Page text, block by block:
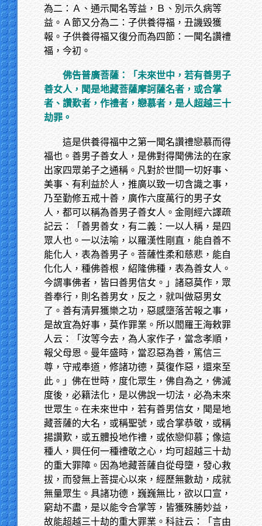
為二：Ａ、通示聞名等益，Ｂ、別示久病等
益。Ａ節又分為二：子供養得福，丑譏毀獲
報。子供養得福又復分而為四節：一聞名讚禮
福，今初。
佛告普廣菩薩：「未來世中，若有善男子
善女人，聞是地藏菩薩摩訶薩名者，或合掌
者、讚歎者，作禮者，戀慕者，是人超越三十
劫罪。
這是供養得福中之第一聞名讚禮戀慕而得
福也。善男子善女人，是佛對得聞佛法的在家
出家四眾弟子之通稱。凡對於世間一切好事、
美事、有利益於人，推廣以致一切含識之事，
乃至勤修五戒十善，廣作六度萬行的男子女
人，都可以稱為善男子善女人。金剛經六譯疏
記云：「善男善女，有二義：一以人稱，是四
眾人也。一以法喻，以羅漢性剛直，能自善不
能化人，表為善男子。菩薩性柔和慈悲，能自
化化人，種佛善根，紹隆佛種，表為善女人。
今謂事佛者，皆曰善男信女。」諸惡莫作，眾
善奉行，則名善男女，反之，就叫做惡男女
了。善有清昇獲樂之功，惡感墮落苦報之事，
是故宜為好事，莫作罪業。所以閻羅王海敕罪
人云：「汝等今去，為人家作子，當念孝順，
報父母恩。曼年盛時，當忍惡為善，篤信三
尊，守戒奉道，修諸功德，莫復作惡，還來至
此。」佛在世時，度化眾生，佛自為之，佛滅
度後，必籍法化，是以佛說一切法，必為未來
世眾生。在未來世中，若有善男信女，聞是地
藏菩薩的大名，或稱聖號，或合掌恭敬，或稱
揚讚歎，或五體投地作禮，或依戀仰慕；像這
種人，興任何一種禮敬之心，均可超越三十劫
的重大罪障。因為地藏菩薩自從母墮，發心救
拔，而發無上菩提心以來，經歷無數劫，成就
無量眾生。具諸功德，巍巍無比，欲以口宣，
窮劫不盡，是以能令合掌等，皆獲殊勝妙益，
故能超越三十劫的重大罪業。科註云：「言由